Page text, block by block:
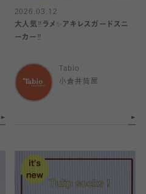
2026.03.12
大人気‼️ラメ✨アキレスガードスニ
ーカー‼️
Tabio
小倉井筒屋